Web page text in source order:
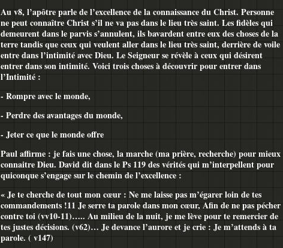
Au v8, l’apôtre parle de l’excellence de la connaissance du Christ. Personne
ne peut connaître Christ s’il ne va pas dans le lieu très saint. Les fidèles qui
demeurent dans le parvis s’annulent, ils bavardent entre eux des choses de la
terre tandis que ceux qui veulent aller dans le lieu très saint, derrière de voile
entre dans l’intimité avec Dieu. Le Seigneur se révèle à ceux qui désirent
entrer dans son intimité. Voici trois choses à découvrir pour entrer dans
l’Intimité :
- Rompre avec le monde,
- Perdre des avantages du monde,
- Jeter ce que le monde offre
Paul affirme : je fais une chose, la marche (ma prière, recherche) pour mieux
connaitre Dieu. David dit dans le Ps 119 des vérités qui m’interpellent pour
quiconque s’engage sur le chemin de l’excellence :
« Je te cherche de tout mon cœur : Ne me laisse pas m’égarer loin de tes
commandements !11 Je serre ta parole dans mon cœur, Afin de ne pas pécher
contre toi (vv10-11)….. Au milieu de la nuit, je me lève pour te remercier de
tes justes décisions. (v62)… Je devance l’aurore et je crie : Je m’attends à ta
parole. ( v147)